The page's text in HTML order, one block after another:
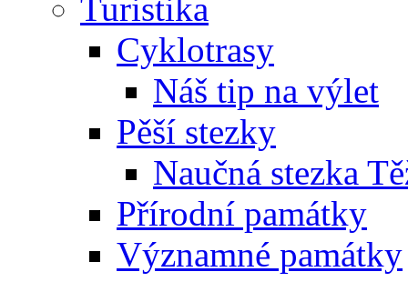
Turistika
Cyklotrasy
Náš tip na výlet
Pěší stezky
Naučná stezka
Přírodní památky
Významné památky